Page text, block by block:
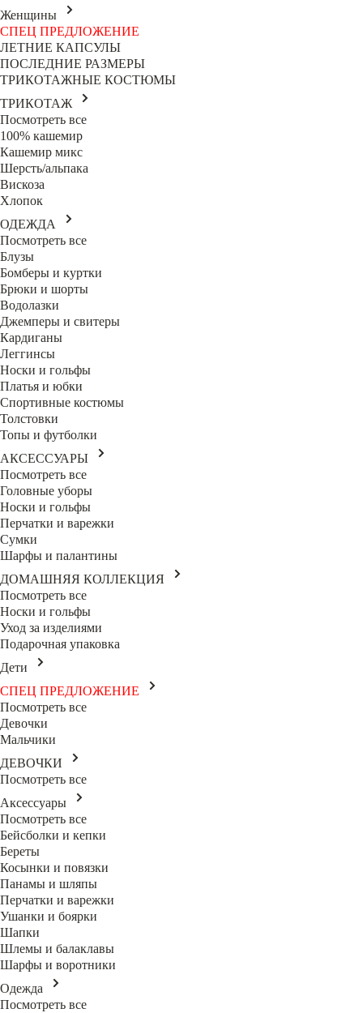
Женщины
СПЕЦ ПРЕДЛОЖЕНИЕ
ЛЕТНИЕ КАПСУЛЫ
ПОСЛЕДНИЕ РАЗМЕРЫ
ТРИКОТАЖНЫЕ КОСТЮМЫ
ТРИКОТАЖ
Посмотреть все
100% кашемир
Кашемир микс
Шерсть/альпака
Вискоза
Хлопок
ОДЕЖДА
Посмотреть все
Блузы
Бомберы и куртки
Брюки и шорты
Водолазки
Джемперы и свитеры
Кардиганы
Леггинсы
Носки и гольфы
Платья и юбки
Спортивные костюмы
Толстовки
Топы и футболки
АКСЕССУАРЫ
Посмотреть все
Головные уборы
Носки и гольфы
Перчатки и варежки
Сумки
Шарфы и палантины
ДОМАШНЯЯ КОЛЛЕКЦИЯ
Посмотреть все
Носки и гольфы
Уход за изделиями
Подарочная упаковка
Дети
СПЕЦ ПРЕДЛОЖЕНИЕ
Посмотреть все
Девочки
Мальчики
ДЕВОЧКИ
Посмотреть все
Аксессуары
Посмотреть все
Бейсболки и кепки
Береты
Косынки и повязки
Панамы и шляпы
Перчатки и варежки
Ушанки и боярки
Шапки
Шлемы и балаклавы
Шарфы и воротники
Одежда
Посмотреть все